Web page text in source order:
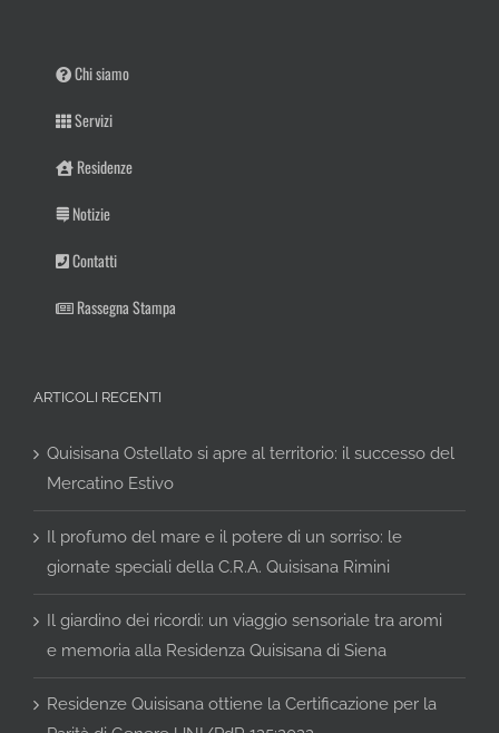
Chi siamo
Servizi
Residenze
Notizie
Contatti
Rassegna Stampa
ARTICOLI RECENTI
Quisisana Ostellato si apre al territorio: il successo del
Mercatino Estivo
Il profumo del mare e il potere di un sorriso: le
giornate speciali della C.R.A. Quisisana Rimini
Il giardino dei ricordi: un viaggio sensoriale tra aromi
e memoria alla Residenza Quisisana di Siena
Residenze Quisisana ottiene la Certificazione per la